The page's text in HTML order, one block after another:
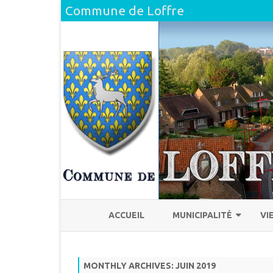
Commune de Loffre
ACCUEIL MUNICIPALITÉ
COMPTE RENDU DU CONSEIL
MONTHLY ARCHIVES: JUIN 2019